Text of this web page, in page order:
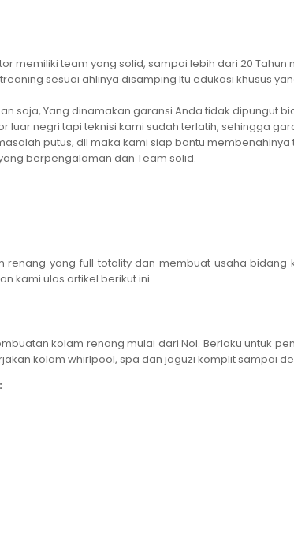
memiliki team yang solid, sampai lebih dari 20 Tahun
sesuai ahlinya disamping Itu edukasi khusus
saja, Yang dinamakan garansi Anda tidak dipungut
luar negri tapi teknisi kami sudah terlatih, sehingga
putus, dll maka kami siap bantu
berpengalaman dan Team solid.
yang full totality dan membuat usaha
kami ulas artikel berikut ini.
kolam renang mulai dari Nol. Berlaku untuk
kolam whirlpool, spa dan jaguzi komplit sampai